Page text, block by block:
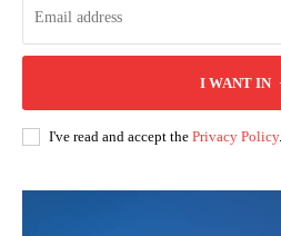
I WANT IN
I've read and accept the Privacy Policy.